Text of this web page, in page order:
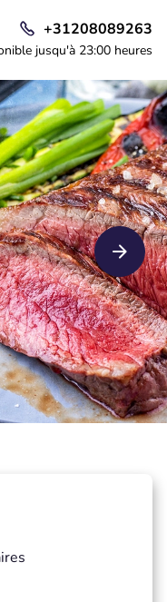
+31208089263
jusqu'à 23:00 heures